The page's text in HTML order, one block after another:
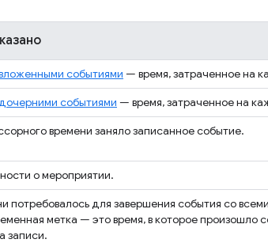
событиями — время, затраченное на
событиями — время, затраченное на
времени заняло записанное событие.
о мероприятии.
потребовалось для завершения события со
метка — это время, в которое произошло
записи.